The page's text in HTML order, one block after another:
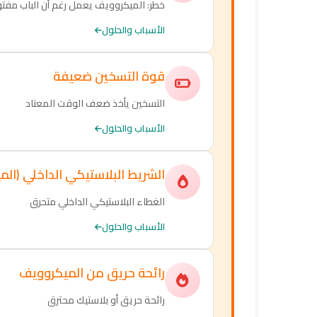
خطر: الميكروويف يعمل رغم أن الباب
الأسباب والحلول
قوة التسخين ضعيفة
التسخين يأخذ ضعف الوقت المعتاد
الأسباب والحلول
الشريط البلاستيكي الداخلي
الغطاء البلاستيكي الداخلي متحرق
الأسباب والحلول
رائحة حريق من الميكروويف
رائحة حريق أو بلاستيك محترق